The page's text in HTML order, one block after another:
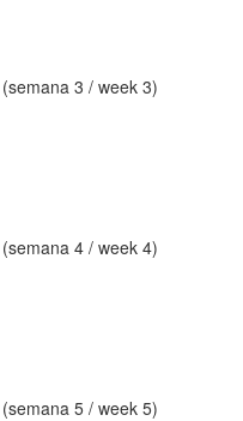
3 / week 3)
4 / week 4)
5 / week 5)